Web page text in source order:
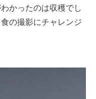
かったのは収穫でし
の撮影にチャレンジ